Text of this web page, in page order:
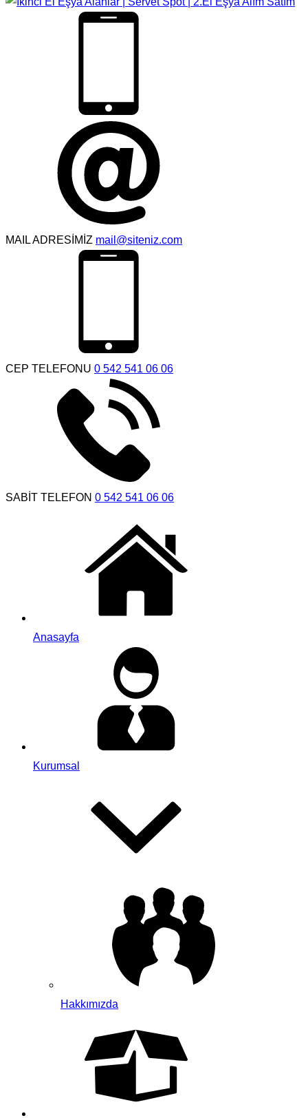
MAIL ADRESİMİZ mail@siteniz.com
CEP TELEFONU 0 542 541 06 06
SABİT TELEFON 0 542 541 06 06
Anasayfa
Kurumsal
Hakkımızda